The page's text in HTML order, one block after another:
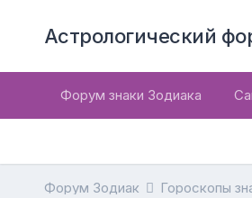
Астрологический
Форум знаки Зодиака
Форум Зодиак Гороскопы